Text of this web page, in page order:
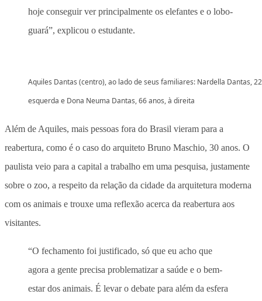
hoje conseguir ver principalmente os elefantes e o lobo-
guará”, explicou o estudante.
Aquiles Dantas (centro), ao lado de seus familiares: Nardella Dantas,
esquerda e Dona Neuma Dantas, 66 anos, à direita
Além de Aquiles, mais pessoas fora do Brasil vieram para a
reabertura, como é o caso do arquiteto Bruno Maschio, 30 anos. O
paulista veio para a capital a trabalho em uma pesquisa, justamente
sobre o zoo, a respeito da relação da cidade da arquitetura moderna
com os animais e trouxe uma reflexão acerca da reabertura aos
visitantes.
“O fechamento foi justificado, só que eu acho que
agora a gente precisa problematizar a saúde e o bem-
estar dos animais. É levar o debate para além da esfera